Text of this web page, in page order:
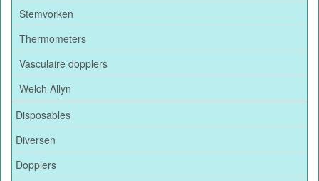
Stemvorken
Thermometers
Vasculaire dopplers
Welch Allyn
Disposables
Diversen
Dopplers